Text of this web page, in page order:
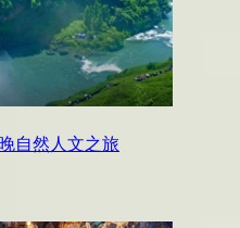
自然人文之旅